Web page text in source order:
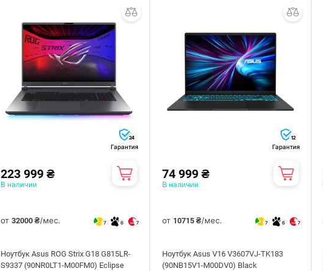
24
Гарантия
223 999 ₴
В наличии
от 32000 ₴/мес. 7 6 7
Ноутбук Asus ROG Strix G18 G815LR-
S9337 (90NR0LT1-M00FM0) Eclipse
12
Гарантия
74 999 ₴
В наличии
от 10715 ₴/мес. 7 6 7
Ноутбук Asus V16 V3607VJ-TK183
(90NB15V1-M00DV0) Black